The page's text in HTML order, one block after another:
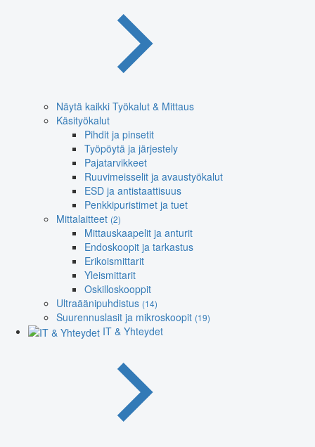
Näytä kaikki Työkalut & Mittaus
Käsityökalut
Pihdit ja pinsetit
Työpöytä ja järjestely
Pajatarvikkeet
Ruuvimeisselit ja avaustyökalut
ESD ja antistaattisuus
Penkkipuristimet ja tuet
Mittalaitteet (2)
Mittauskaapelit ja anturit
Endoskoopit ja tarkastus
Erikoismittarit
Yleismittarit
Oskilloskooppit
Ultraäänipuhdistus (14)
Suurennuslasit ja mikroskoopit (19)
IT & Yhteydet